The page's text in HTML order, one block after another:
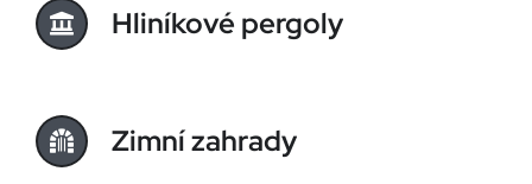
Hliníkové pergoly
Zimní zahrady